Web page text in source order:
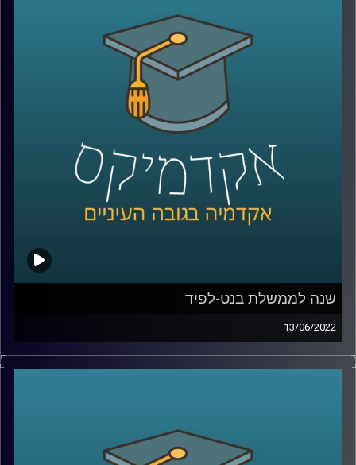
לאומית על דברים שרואים מכאן ומה המחיר של שקרים
לשיחה על משילות – שנה לממשלת בנט לפיד –
קרדיט תמונות:AudioVersity
שנה לממשלת בנט-לפיד
13/06/2022
ממש היום לפני שנה הושבעה ממשלת ישראל ה-36 בראשות
נפתלי בנט עם יאיר לפיד כראש ממשלה חליפי. הממשלה
מרצה בכיר בבית הספר לאודר לממשל לדבר על משילות,
הפלונטר הפוליטי בוא אנחנו נמצאים ועל שיטת הממשל